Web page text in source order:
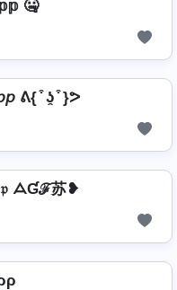
🤐
ᕕ{ ͒ ʖ̯ ͒ }ᕗ
ᗋƓℱ苏❥